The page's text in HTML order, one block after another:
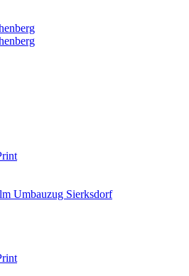
Umbauzug Sierksdorf